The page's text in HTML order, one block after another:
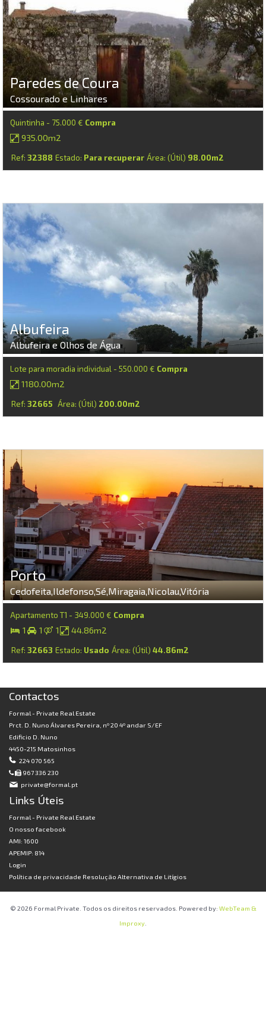
Paredes de Coura
Cossourado e Linhares
Quintinha - 75.000 € Compra
935.00m2
Ref: 32388 Estado: Para recuperar Área: (Útil) 98.00m2
Albufeira
Albufeira e Olhos de Água
Lote para moradia individual - 550.000 € Compra
1180.00m2
Ref: 32665 Área: (Útil) 200.00m2
Porto
Cedofeita,Ildefonso,Sé,Miragaia,Nicolau,Vitória
Apartamento T1 - 349.000 € Compra
1 1 1 44.86m2
Ref: 32663 Estado: Usado Área: (Útil) 44.86m2
Contactos
Formal - Private Real Estate
Prct. D. Nuno Álvares Pereira, nº 20 4º andar S/EF
Edificio D. Nuno
4450-215 Matosinhos
224 070 565
967 336 230
private@formal.pt
Links Úteis
Formal - Private Real Estate
O nosso facebook
AMI: 1600
APEMIP: 814
Login
Política de privacidade Resolução Alternativa de Litígios
© 2026 Formal Private. Todos os direitos reservados. Powered by: WebTeam &
Improxy